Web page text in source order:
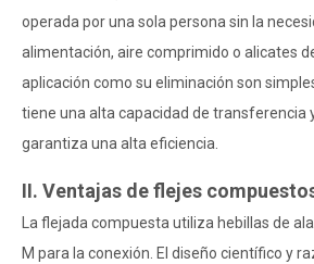
operada por una sola persona sin la
alimentación, aire comprimido o alicates
aplicación como su eliminación son
tiene una alta capacidad de transferencia
garantiza una alta eficiencia.
II. Ventajas de flejes
La flejada compuesta utiliza hebillas de
M para la conexión. El diseño científico y